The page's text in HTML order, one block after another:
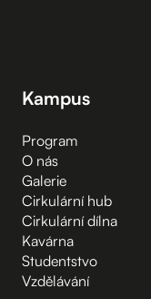
Kampus
Program
O nás
Galerie
Cirkulární hub
Cirkulární dílna
Kavárna
Studentstvo
Vzdělávání